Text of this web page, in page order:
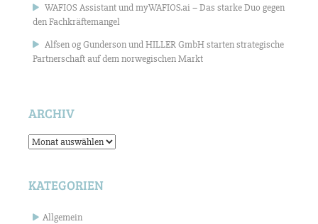
WAFIOS Assistant und myWAFIOS.ai – Das starke Duo gegen
den Fachkräftemangel
Alfsen og Gunderson und HILLER GmbH starten strategische
Partnerschaft auf dem norwegischen Markt
ARCHIV
Archiv
KATEGORIEN
Allgemein